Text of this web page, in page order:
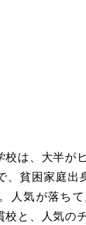
校は、大半が
、貧困家庭出
人気が落ち
校と、人気の